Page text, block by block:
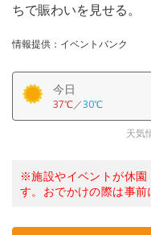
ちで賑わいを見せる。
情報提供：イベントバンク
今日
37℃／30℃
天気
※施設やイベントが休園
す。おでかけの際は事前